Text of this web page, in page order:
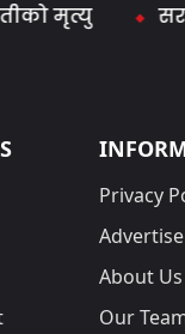
सरकारले
Privacy
Advertise
About Us
Our